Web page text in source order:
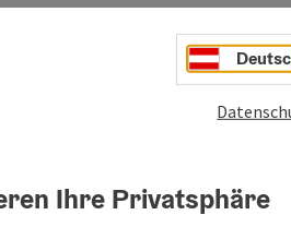
Gallspach, Salzburgerstraße
osteopathische Techniken
Ihre Privatsphäre